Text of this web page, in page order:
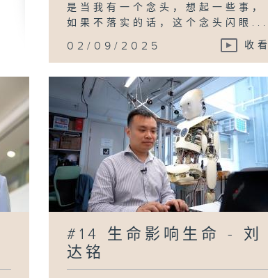
是当我有一个念头，想起一些事，
如果不落实的话，这个念头闪眼...
02/09/2025 收看
#14 生命影响生命 - 刘
达铭